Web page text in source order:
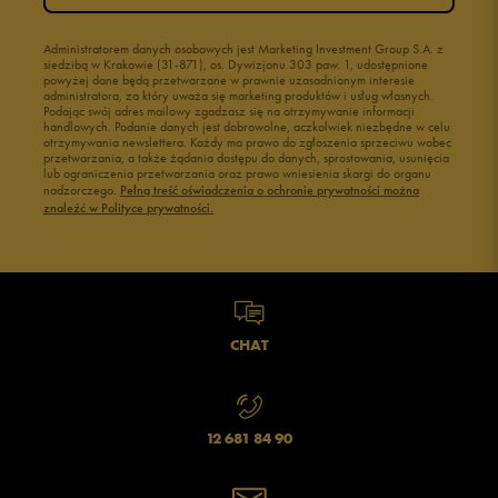
Administratorem danych osobowych jest Marketing Investment Group S.A. z
siedzibą w Krakowie (31-871), os. Dywizjonu 303 paw. 1, udostępnione
powyżej dane będą przetwarzane w prawnie uzasadnionym interesie
administratora, za który uważa się marketing produktów i usług własnych.
Podając swój adres mailowy zgadzasz się na otrzymywanie informacji
handlowych. Podanie danych jest dobrowolne, aczkolwiek niezbędne w celu
otrzymywania newslettera. Każdy ma prawo do zgłoszenia sprzeciwu wobec
przetwarzania, a także żądania dostępu do danych, sprostowania, usunięcia
lub ograniczenia przetwarzania oraz prawo wniesienia skargi do organu
nadzorczego. Pełną treść oświadczenia o ochronie prywatności można
znaleźć w Polityce prywatności.
CHAT
12 681 84 90